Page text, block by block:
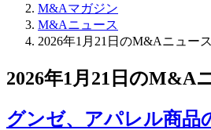
M&Aマガジン
M&Aニュース
2026年1月21日のM&Aニュー
2026年1月21日のM&A
グンゼ、アパレル商品